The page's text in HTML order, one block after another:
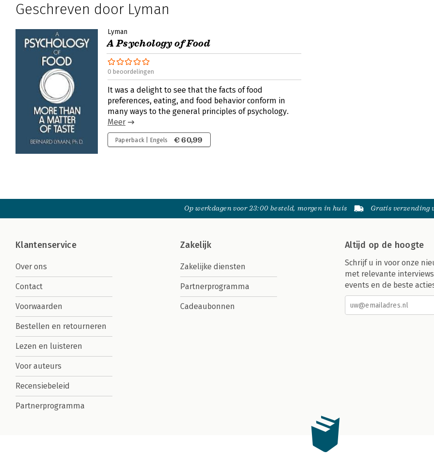
Geschreven door Lyman
Lyman
A Psychology of Food
0 beoordelingen
It was a delight to see that the facts of food
preferences, eating, and food behavior conform in
many ways to the general principles of psychology.
Meer
Paperback | Engels € 60,99
Op werkdagen voor 23:00 besteld, morgen in huis Gratis verzending
Klantenservice
Over ons
Contact
Voorwaarden
Bestellen en retourneren
Lezen en luisteren
Voor auteurs
Recensiebeleid
Partnerprogramma
Zakelijk
Zakelijke diensten
Partnerprogramma
Cadeaubonnen
Altijd op de hoogte
Schrijf u in voor onze
met relevante
events en de beste